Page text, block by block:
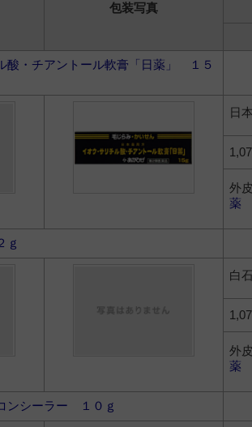
包装写真
酸・チアントール軟膏「日薬」 １５
日
外
薬
ｇ
白
外
薬
ンシーラー １０ｇ